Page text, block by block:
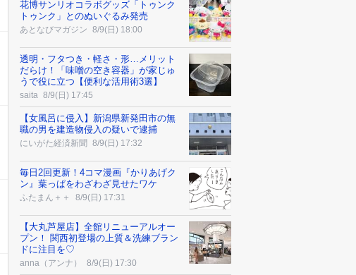
花博サンリオコラボグッズ「トゥンク
トゥンク」とのぬいぐるみ発売
あとなびマガジン 8/9(日) 18:00
透明・フタつき・軽さ・形…メリット
だらけ！「味噌の空き容器」が家じゅ
うで役に立つ【便利な活用術3選】
saita 8/9(日) 17:45
【女風呂に侵入】新潟県新発田市の無
職の男を建造物侵入の疑いで逮捕
にいがた経済新聞 8/9(日) 17:32
毎日2回更新！4コマ漫画『かりあげク
ン』葉っぱをわざわざ見せたワケ
ふたまん＋＋ 8/9(日) 17:31
【大丸芦屋店】全館リニューアルオー
プン！ 関西初登場の上質＆洗練ブラン
ドに注目を♡
anna（アンナ） 8/9(日) 17:30